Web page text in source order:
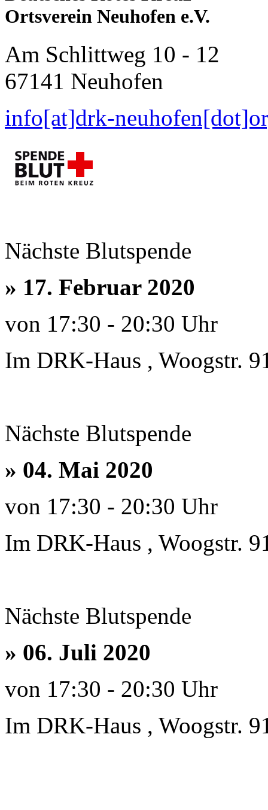
Ortsverein Neuhofen e.V.
Am Schlittweg 10 - 12
67141 Neuhofen
info[at]drk-
Nächste Blutspende
» 17. Februar 2020
von 17:30 - 20:30 Uhr
Im DRK-Haus , Woogstr.
Nächste Blutspende
» 04. Mai 2020
von 17:30 - 20:30 Uhr
Im DRK-Haus , Woogstr.
Nächste Blutspende
» 06. Juli 2020
von 17:30 - 20:30 Uhr
Im DRK-Haus , Woogstr.